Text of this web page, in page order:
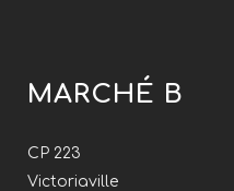
MARCHÉ B
CP 223
Victoriaville